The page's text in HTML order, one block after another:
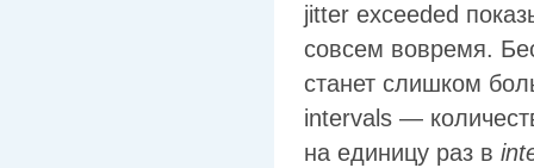
jitter exceeded
совсем вовремя.
станет слишком
intervals —
на единицу раз в